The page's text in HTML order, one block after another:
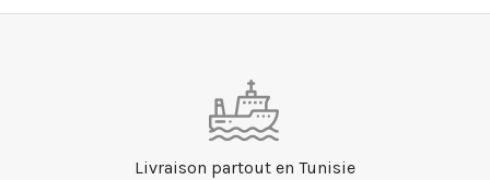
Livraison partout en Tunisie